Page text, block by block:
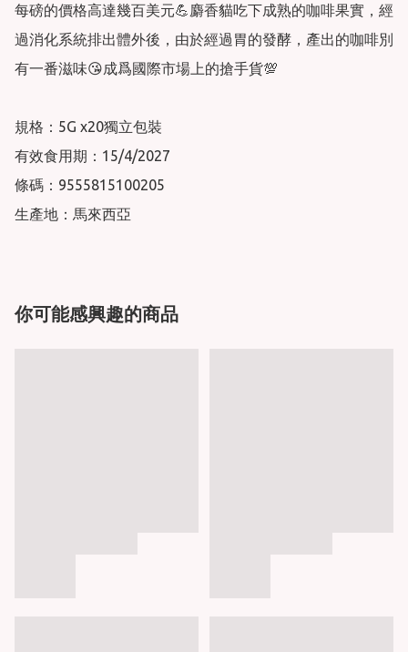
每磅的價格高達幾百美元💪麝香貓吃下成熟的咖啡果實，經
過消化系統排出體外後，由於經過胃的發酵，產出的咖啡別
有一番滋味😘成爲國際市場上的搶手貨💯
規格：5G x20獨立包裝
有效食用期：15/4/2027
條碼：9555815100205
生產地：馬來西亞
你可能感興趣的商品